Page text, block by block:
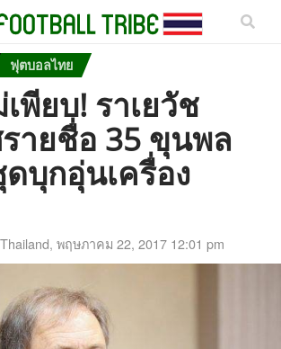
ฟุตบอลไทย
พียบ! ราเยวัช
ายชื่อ 35 ขุนพล
บุกอุ่นเครื่อง
, พฤษภาคม 22, 2017 12:01 pm